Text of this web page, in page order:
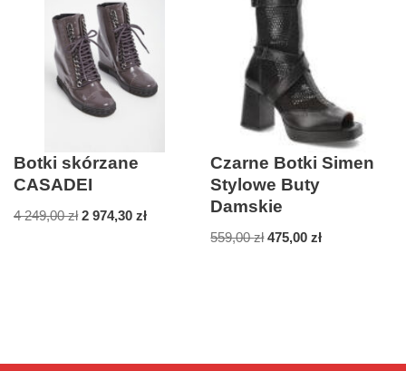
Botki skórzane
CASADEI
4 249,00zł 2 974,30 zł
Czarne Botki Simen
Stylowe Buty
Damskie
559,00zł 475,00zł